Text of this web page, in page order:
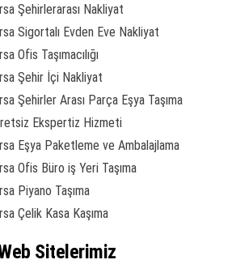
Şehirlerarası Nakliyat
Sigortalı Evden Eve Nakliyat
Ofis Taşımacılığı
Şehir İçi Nakliyat
Şehirler Arası Parça Eşya Taşıma
Ekspertiz Hizmeti
Eşya Paketleme ve Ambalajlama
Ofis Büro iş Yeri Taşıma
Piyano Taşıma
Çelik Kasa Kaşıma
Sitelerimiz